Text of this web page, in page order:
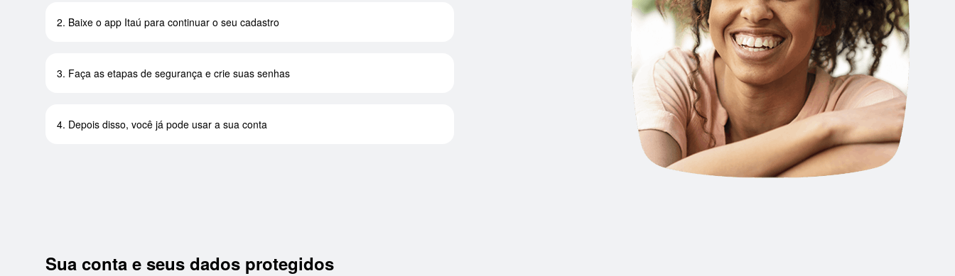
2. Baixe o app Itaú para continuar o seu cadastro
3. Faça as etapas de segurança e crie suas senhas
4. Depois disso, você já pode usar a sua conta
Sua conta e seus dados protegidos